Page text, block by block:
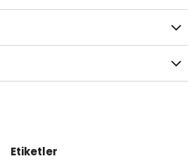
Etiketler